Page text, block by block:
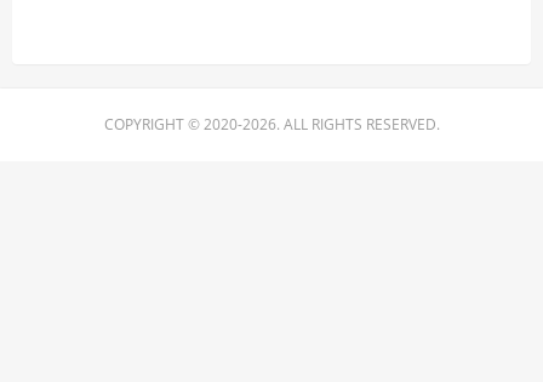
COPYRIGHT © 2020-2026. ALL RIGHTS RESERVED.